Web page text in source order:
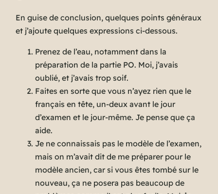
En guise de conclusion, quelques points généraux
et j’ajoute quelques expressions ci-dessous.
Prenez de l’eau, notamment dans la
préparation de la partie PO. Moi, j’avais
oublié, et j’avais trop soif.
Faites en sorte que vous n’ayez rien que le
français en tête, un-deux avant le jour
d’examen et le jour-même. Je pense que ça
aide.
Je ne connaissais pas le modèle de l’examen,
mais on m’avait dit de me préparer pour le
modèle ancien, car si vous êtes tombé sur le
nouveau, ça ne posera pas beaucoup de